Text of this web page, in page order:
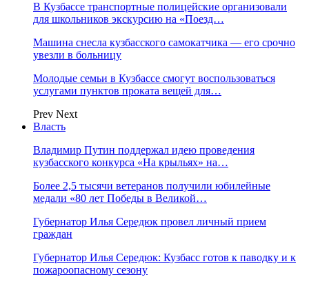
В Кузбассе транспортные полицейские организовали
для школьников экскурсию на «Поезд…
Машина снесла кузбасского самокатчика — его срочно
увезли в больницу
Молодые семьи в Кузбассе смогут воспользоваться
услугами пунктов проката вещей для…
Prev Next
Власть
Владимир Путин поддержал идею проведения
кузбасского конкурса «На крыльях» на…
Более 2,5 тысячи ветеранов получили юбилейные
медали «80 лет Победы в Великой…
Губернатор Илья Середюк провел личный прием
граждан
Губернатор Илья Середюк: Кузбасс готов к паводку и к
пожароопасному сезону